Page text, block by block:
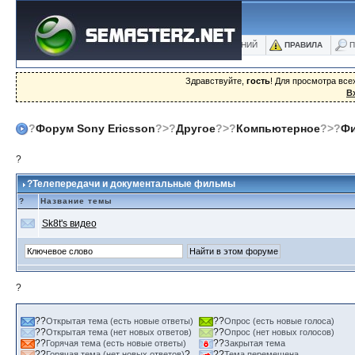
ФОРУМ БЛОГИ ФОТО БАЗА ЗНАНИЙ ПРАВИЛА
Здравствуйте, гость! Для просмотра
?Форум Sony Ericsson?>?Другое?>?Компьютерное?>?
?
?Телепередачи и документальные фильмы
? Название темы
Sk8t's видео
?
??Открытая тема (есть новые ответы)
??Открытая тема (нет новых ответов)
??Горячая тема (есть новые ответы)
??Опрос (есть новые голоса)
??Опрос (нет новых голосов)
??Закрытая тема